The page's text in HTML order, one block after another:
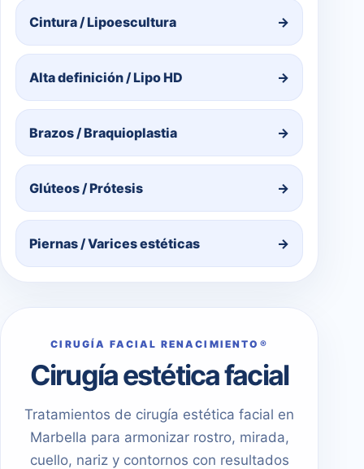
Cintura / Lipoescultura →
Alta definición / Lipo HD →
Brazos / Braquioplastia →
Glúteos / Prótesis →
Piernas / Varices estéticas →
CIRUGÍA FACIAL RENACIMIENTO®
Cirugía estética facial
Tratamientos de cirugía estética facial en
Marbella para armonizar rostro, mirada,
cuello, nariz y contornos con resultados